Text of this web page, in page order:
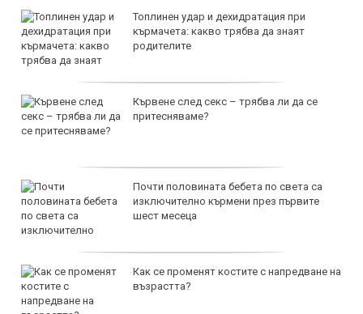
Топлинен удар и дехидратация при
кърмачета: какво трябва да знаят
родителите
Кървене след секс – трябва ли да се
притесняваме?
Почти половината бебета по света са
изключително кърмени през първите
шест месеца
Как се променят костите с напредване на
възрастта?